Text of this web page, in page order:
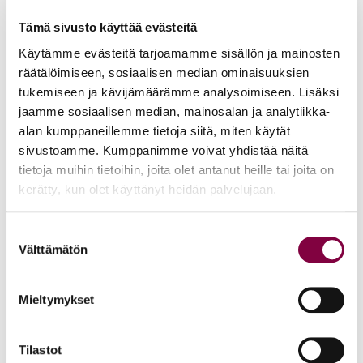
Tämä sivusto käyttää evästeitä
Käytämme evästeitä tarjoamamme sisällön ja mainosten
räätälöimiseen, sosiaalisen median ominaisuuksien
tukemiseen ja kävijämäärämme analysoimiseen. Lisäksi
jaamme sosiaalisen median, mainosalan ja analytiikka-
alan kumppaneillemme tietoja siitä, miten käytät
sivustoamme. Kumppanimme voivat yhdistää näitä
tietoja muihin tietoihin, joita olet antanut heille tai joita on
kerätty, kun olet käyttänyt heidän palvelujaan.
valinta
Välttämätön
Mieltymykset
Tilastot
Lakimiesliitto pitää hyvänä, että asia on edennyt vihdoin
lainsäädännöksi. Uudistus ei ole kaikilta osin aivan
sellainen, mitä Lakimiesliitto odotti. Lainsäädäntö on
kuitenkin aina kompromissi, jossa otetaan huomioon eri
osapuolten näkemykset. Nyt aikaansaatu uudistus on
oikeansuuntainen.
Korvattavuudesta on säädetty monissa maissa ja Suomi
toivottavasti siihen, että työnantajat entistä tarkemmin
tarpeellinen.
edellytti, että hallitus antaa selvityksen työelämä- ja tasa-